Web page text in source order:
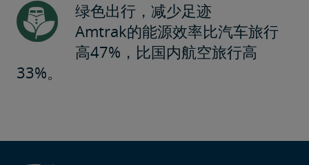
绿色出行，减少足迹
Amtrak的能源效率比汽车旅行
高47%，比国内航空旅行高
33%。